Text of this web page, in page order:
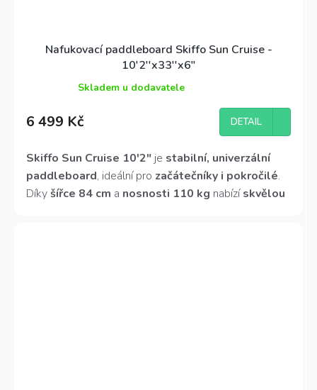
Nafukovací paddleboard Skiffo Sun Cruise -
10'2''x33''x6"
Průměrné
hodnocení
z
5
hvězdiček.
Skladem u dodavatele
6 499 Kč DETAIL
Skiffo Sun Cruise 10'2"je stabilní, univerzální
paddleboard, ideální pro začátečníky i pokročilé.
Díkyšířce 84 cm a nosnosti 110 kg nabízískvělou